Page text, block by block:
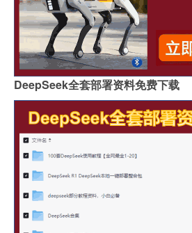
DeepSeek全套部署资料免费下载